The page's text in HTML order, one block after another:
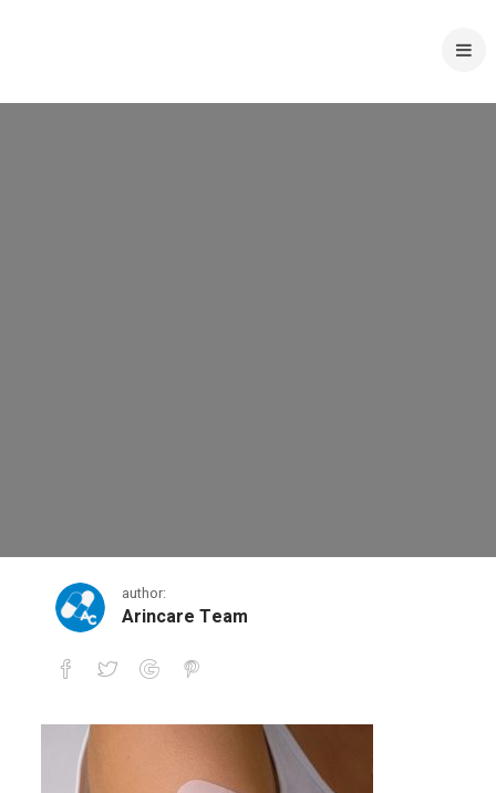
author:
Arincare Team
58856028.8203d39cc6b848cf9f29a0d01f39aba1.20100515